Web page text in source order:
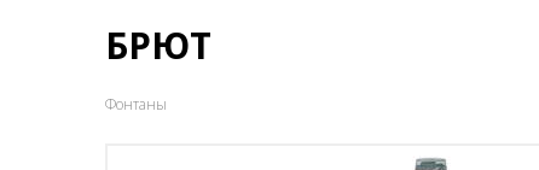
БРЮТ
Фонтаны